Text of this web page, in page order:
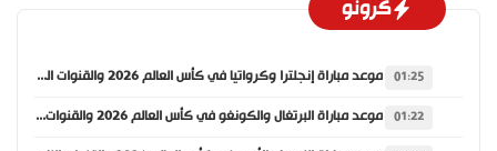
كرونو
01:25 موعد مباراة إنجلترا وكرواتيا في كأس العالم 2026 والقنوات الناقلة
01:22 موعد مباراة البرتغال والكونغو في كأس العالم 2026 والقنوات الناقلة